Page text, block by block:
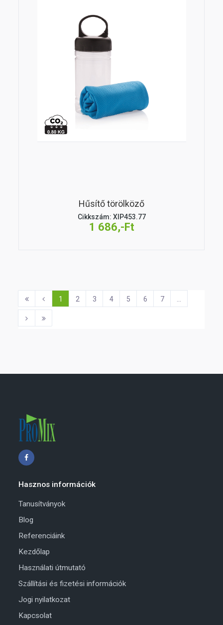
Hűsítő törölköző
Cikkszám: XIP453.77
1 686,-Ft
1 2 3 4 5 6 7
Hasznos információk
Tanusítványok
Blog
Referenciáink
Kezdőlap
Használati útmutató
Szállítási és fizetési információk
Jogi nyilatkozat
Kapcsolat